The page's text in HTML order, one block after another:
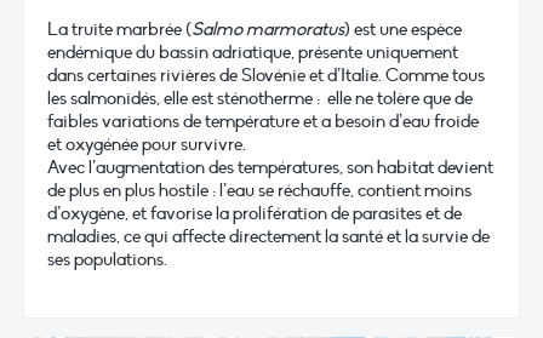
La truite marbrée (Salmo marmoratus) est une espèce
endémique du bassin adriatique, présente uniquement
dans certaines rivières de Slovénie et d’Italie. Comme tous
les salmonidés, elle est sténotherme : elle ne tolère que de
faibles variations de température et a besoin d’eau froide
et oxygénée pour survivre.
Avec l’augmentation des températures, son habitat devient
de plus en plus hostile : l’eau se réchauffe, contient moins
d’oxygène, et favorise la prolifération de parasites et de
maladies, ce qui affecte directement la santé et la survie de
ses populations.